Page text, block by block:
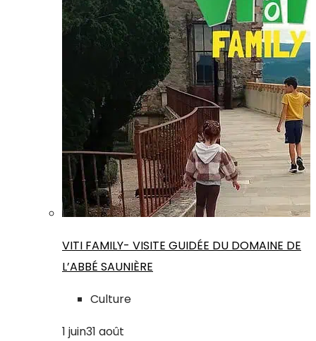
VITI FAMILY- VISITE GUIDÉE DU DOMAINE DE
L’ABBÉ SAUNIÈRE
Culture
1 juin31 août